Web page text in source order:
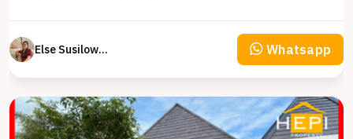
Else Susilowaty Whatsapp